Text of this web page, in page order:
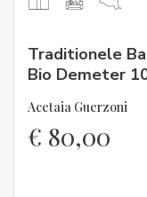
Traditionele
Bio Demeter
Acetaia Guerzoni
€ 80,00